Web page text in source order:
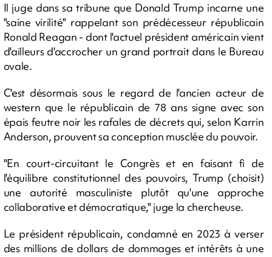
Il juge dans sa tribune que Donald Trump incarne une
"saine virilité" rappelant son prédécesseur républicain
Ronald Reagan - dont l'actuel président américain vient
d'ailleurs d'accrocher un grand portrait dans le Bureau
ovale.
C'est désormais sous le regard de l'ancien acteur de
western que le républicain de 78 ans signe avec son
épais feutre noir les rafales de décrets qui, selon Karrin
Anderson, prouvent sa conception musclée du pouvoir.
"En court-circuitant le Congrès et en faisant fi de
l'équilibre constitutionnel des pouvoirs, Trump (choisit)
une autorité masculiniste plutôt qu'une approche
collaborative et démocratique," juge la chercheuse.
Le président républicain, condamné en 2023 à verser
des millions de dollars de dommages et intérêts à une